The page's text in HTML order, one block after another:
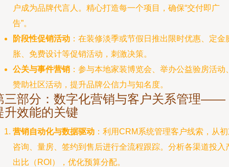
户成为品牌代言人。精心打造每一个项目，确保“交付即广
告”。
阶段性促销活动 ：在装修淡季或节假日推出限时优惠、定金
胀、免费设计等促销活动，刺激决策。
公关与事件营销 ：参与本地家装博览会、举办公益验房活动
赞助社区活动，提升品牌公信力与知名度。
三部分：数字化营销与客户关系管理——
升效能的关键
营销自动化与数据驱动 ：利用CRM系统管理客户线索，从
咨询、量房、签约到售后进行全流程跟踪。分析各渠道投入
出比（ROI），优化预算分配。